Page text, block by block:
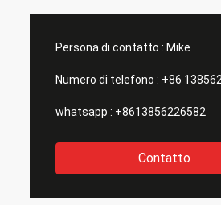
Persona di contatto : Mike
Numero di telefono : +86
whatsapp : +8613856226582
Contatto